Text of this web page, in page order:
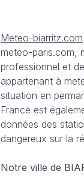
Meteo-biarritz.com
meteo-paris.com,
professionnel et
appartenant à
situation en
France est
données des
dangereux sur la
Notre ville de